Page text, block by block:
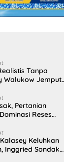
Tanpa
Walukow Jemput
Pertanian
Reses
Keluhkan
Inggried Sondakh